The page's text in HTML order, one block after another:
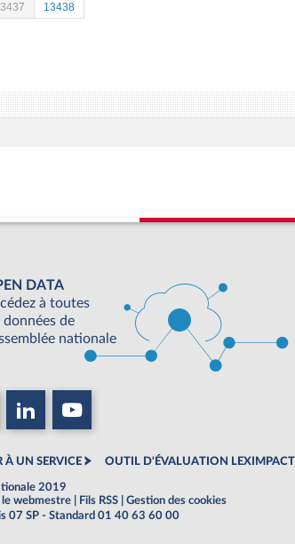
13438
DATA
à toutes
données de
nationale
À UN SERVICE OUTIL D'ÉVALUATION LEXIMPACT
2019
webmestre Fils RSS
Gestion des cookies
07 SP - Standard 01 40 63 60 00